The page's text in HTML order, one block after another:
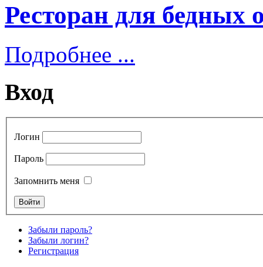
Ресторан для бедных
Подробнее ...
Вход
Логин
Пароль
Запомнить меня
Забыли пароль?
Забыли логин?
Регистрация